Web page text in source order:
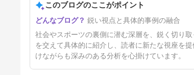
コピーロボットに全てお任せ
5日前
このブログのここがポイント
鋭い視点と具体的事例の融合
社会やスポーツの裏側に潜む深層を、鋭く切り
を交えて具体的に紹介し、読者に新たな視座を
けながらも深みのある分析を心掛けています。